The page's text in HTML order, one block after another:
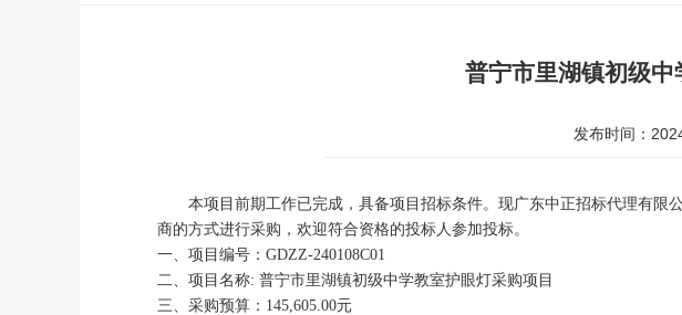
普宁市里湖镇初级
发布时间：
本项目前期工作已完成，具备项目招标条件。现广东中正招标代理有限
商的方式进行采购，欢迎符合资格的投标人参加投标。
一、项目编号： GDZZ-240108C01
二、项目名称: 普宁市里湖镇初级中学教室护眼灯采购项目
三、采购预算： 145,605.00元